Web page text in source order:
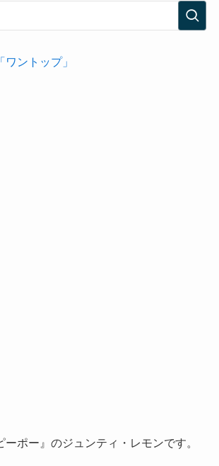
ントップ」
ーポー』のジュンティ・レモンです。